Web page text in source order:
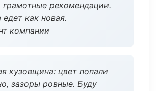
грамотные рекомендации.
как новая.
компании
кузовщина: цвет попали
зазоры ровные. Буду